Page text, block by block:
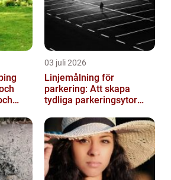
03 juli 2026
Linjemålning för
parkering: Att skapa
tydliga parkeringsytor
parkeringslinjer